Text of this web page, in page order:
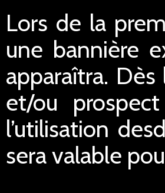
Lors de la
une bannière
apparaîtra.
et/ou
l’utilisation
sera valable